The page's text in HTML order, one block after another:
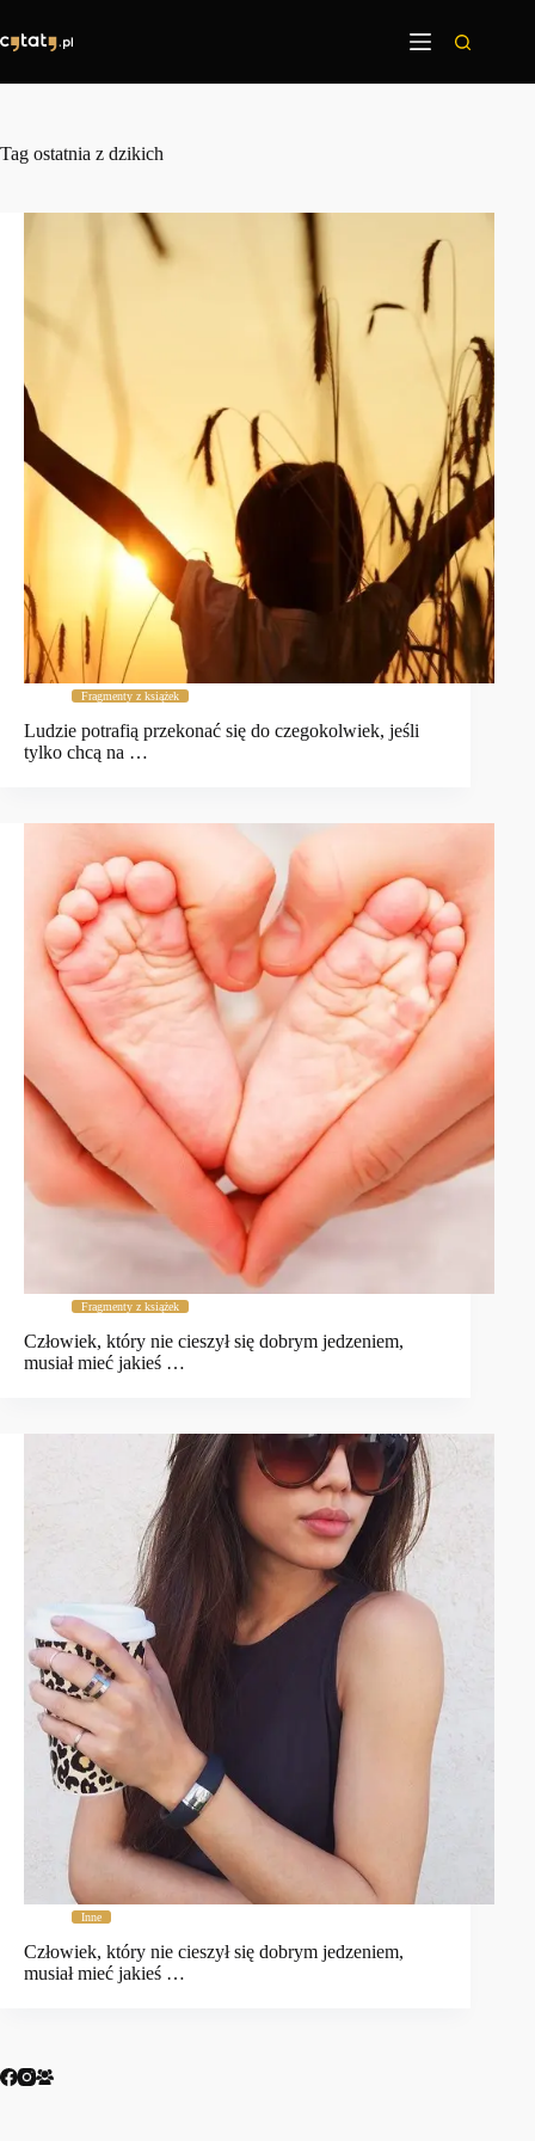
treści
Tag ostatnia z dzikich
Fragmenty z książek
Ludzie potrafią przekonać się do czegokolwiek, jeśli
tylko chcą na …
Fragmenty z książek
Człowiek, który nie cieszył się dobrym jedzeniem,
musiał mieć jakieś …
Inne
Człowiek, który nie cieszył się dobrym jedzeniem,
musiał mieć jakieś …